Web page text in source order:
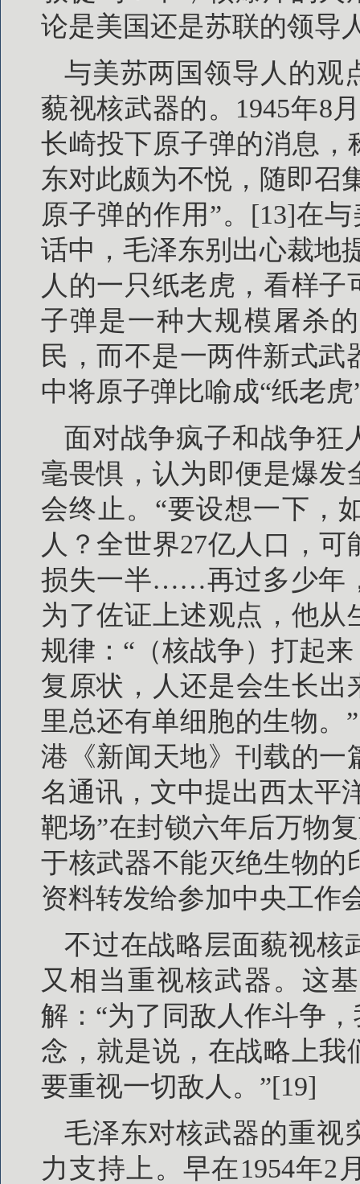
论是美国还是苏联的领导
与美苏两国领导人的观
藐视核武器的。1945年8
长崎投下原子弹的消息，
东对此颇为不悦，随即召
原子弹的作用”。[13]在
话中，毛泽东别出心裁地
人的一只纸老虎，看样
子弹是一种大规模屠杀
民，而不是一两件新式武
中将原子弹比喻成“纸老虎
面对战争疯子和战争狂
毫畏惧，认为即便是爆
会终止。“要设想一下，
人？全世界27亿人口，
损失一半……再过多少年
为了佐证上述观点，他
规律：“（核战争）打起
复原状，人还是会生长
里总还有单细胞的生物。
港《新闻天地》刊载的一
名通讯，文中提出西太平
靶场”在封锁六年后万物
于核武器不能灭绝生物的
资料转发给参加中央工作
不过在战略层面藐视核
又相当重视核武器。这
解：“为了同敌人作斗争
念，就是说，在战略上
要重视一切敌人。”[19]
毛泽东对核武器的重视
力支持上。早在1954年2